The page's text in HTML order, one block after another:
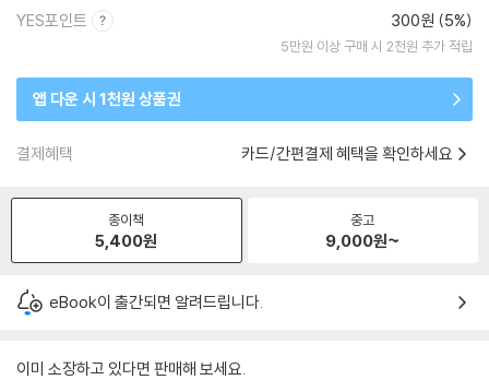
YES포인트 300원 (5%)
5만원 이상 구매 시 2천원 추가 적립
앱 다운 시 1천원 상품권
결제혜택 카드/간편결제 혜택을 확인하세요
종이책
5,400원
중고
9,000원~
eBook이 출간되면 알려드립니다.
이미 소장하고 있다면 판매해 보세요.